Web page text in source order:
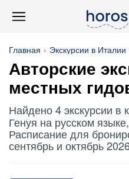
Главная Экскурсии в Италии
Авторские
местных
Найдено 4 экскурсии в
Генуя на русском
Расписание для
сентябрь и октябрь